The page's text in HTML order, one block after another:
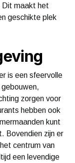
Dit maakt het
geschikte plek
is een sfeervolle
zorgen voor
hebben ook
kunt
Bovendien zijn er
centrum van
een levendige